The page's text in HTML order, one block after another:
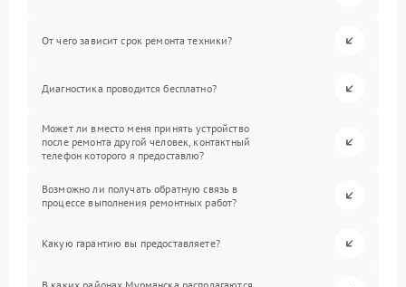
От чего зависит срок ремонта техники?
Диагностика проводится бесплатно?
Может ли вместо меня принять устройство
после ремонта другой человек, контактный
телефон которого я предоставлю?
Возможно ли получать обратную связь в
процессе выполнения ремонтных работ?
Какую гарантию вы предоставляете?
В каких районах Мурманска располагаются